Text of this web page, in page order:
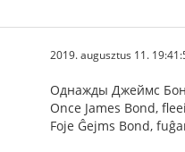
2019. augusztus 11.
Однажды Джеймс
Once James Bond,
Foje Ĝejms Bond,